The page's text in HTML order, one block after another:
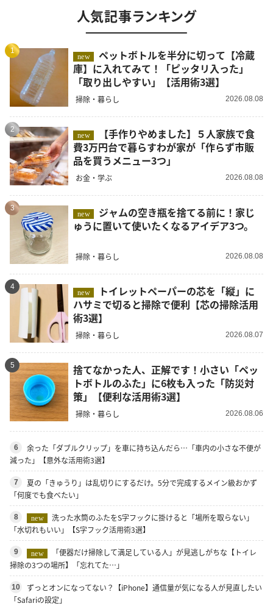
人気記事ランキング
1
new
ペットボトルを半分に切って【冷蔵
庫】に入れてみて！「ピッタリ入った」
「取り出しやすい」【活用術3選】
掃除・暮らし 2026.08.08
2
new
費3万円台で暮らすわが家が「作らず市販
品を買うメニュー3つ」
お金・学ぶ 2026.08.08
3
new
ゅうに置いて使いたくなるアイデア3つ。
掃除・暮らし 2026.08.08
4
new
ハサミで切ると掃除で便利【芯の掃除活用
術3選】
掃除・暮らし 2026.08.07
5
捨てなかった人、正解です！小さい「ペッ
トボトルのふた」に6枚も入った「防災対
策」【便利な活用術3選】
掃除・暮らし 2026.08.06
6
余った「ダブルクリップ」を車に持ち込んだら…「車内の小さな不便が
減った」【意外な活用術3選】
7
夏の「きゅうり」は乱切りにするだけ。5分で完成するメイン級おかず
「何度でも食べたい」
8 new
洗った水筒のふたをS字フックに掛けると「場所を取らない」
「水切れもいい」【S字フック活用術3選】
9 new
「便器だけ掃除して満足している人」が見逃しがちな【トイレ
掃除の3つの場所】「忘れてた…」
10
ずっとオンになってない？【iPhone】通信量が気になる人が見直したい
「Safariの設定」